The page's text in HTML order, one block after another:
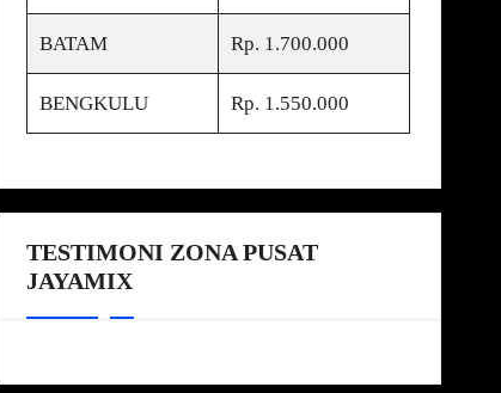
BATAM Rp. 1.700.000
BENGKULU Rp. 1.550.000
TESTIMONI ZONA PUSAT
JAYAMIX